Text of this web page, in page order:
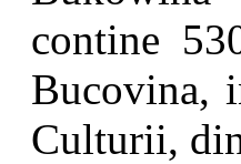
contine
Bucovina,
Culturii,